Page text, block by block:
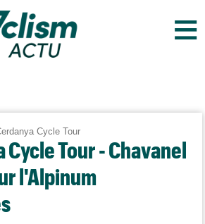
≡
Cycle Tour
Cycle Tour - Chavanel
l'Alpinum